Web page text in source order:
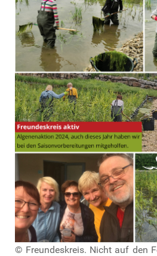
© Freundeskreis. Nicht auf den